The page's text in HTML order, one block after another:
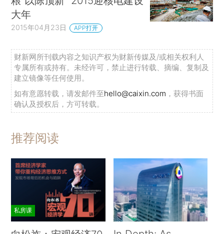
大年
2015年04月23日 APP打开
财新网所刊载内容之知识产权为财新传媒及/或相关权利人
专属所有或持有。未经许可，禁止进行转载、摘编、复制及
建立镜像等任何使用。
如有意愿转载，请发邮件至hello@caixin.com ，获得书面
确认及授权后，方可转载。
推荐阅读
私房课